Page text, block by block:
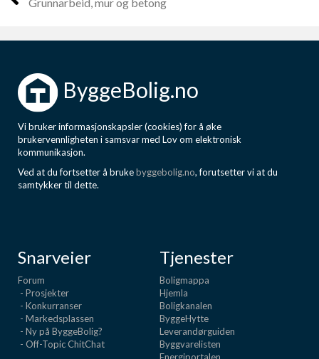
ByggeBolig.no
Vi bruker informasjonskapsler (cookies) for å øke
brukervennligheten i samsvar med Lov om elektronisk
kommunikasjon.
Ved at du fortsetter å brukebyggebolig.no, forutsetter vi at du
samtykker til dette.
Snarveier
Forum
- Prosjekter
- Konkurranser
- Markedsplassen
- Ny på ByggeBolig?
- Off-Topic ChitChat
Tjenester
Boligmappa
Hjemla
Boligkanalen
ByggeHytte
Leverandørguiden
Byggvarelisten